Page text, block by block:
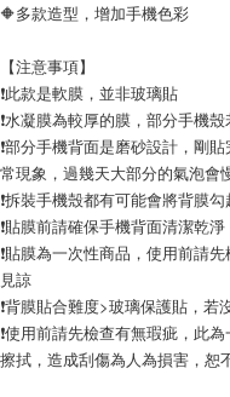
🔶多款造型，增加手機色彩
【注意事項】
❗此款是軟膜，並非玻璃貼
❗水凝膜為較厚的膜，部分手機
❗部分手機背面是磨砂設計，剛
常現象，過幾天大部分的氣泡會
❗拆裝手機殼都有可能會將背膜
❗貼膜前請確保手機背面清潔乾
❗貼膜為一次性商品，使用前請
見諒
❗背膜貼合難度>玻璃保護貼，
❗使用前請先檢查有無瑕疵，此
擦拭，造成刮傷為人為損害，恕